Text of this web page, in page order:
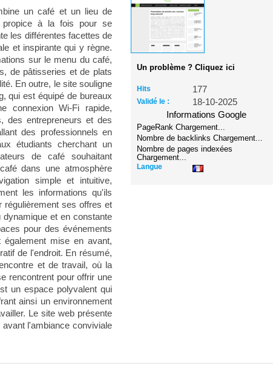
un café et un lieu de
propice à la fois pour se
les différentes facettes de
et inspirante qui y règne.
sur le menu du café,
de pâtisseries et de plats
En outre, le site souligne
qui est équipé de bureaux
connexion Wi-Fi rapide,
des entrepreneurs et des
des professionnels en
étudiants cherchant un
de café souhaitant
dans une atmosphère
simple et intuitive,
les informations qu'ils
régulièrement ses offres et
et en constante
pour des événements
également mise en avant,
de l'endroit. En résumé,
et de travail, où la
rencontrent pour offrir une
un espace polyvalent qui
ainsi un environnement
Le site web présente
l'ambiance conviviale
Un problème ? Cliquez ici
Hits 177
Validé le :
18-10-2025
Informations Google
PageRankChargement...
Nombre de backlinksChargement...
Nombre de pages indexées
Chargement...
Langue